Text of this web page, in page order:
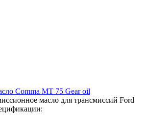
Comma MT 75 Gear oil
масло для трансмиссий Ford